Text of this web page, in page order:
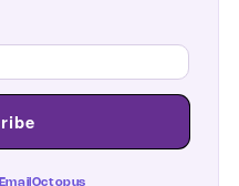
EmailOctopus